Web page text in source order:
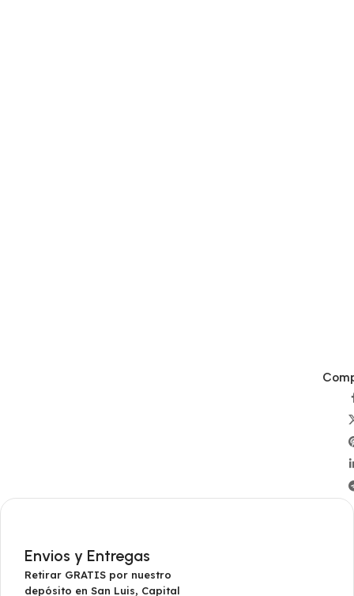
Envios y Entregas
Retirar GRATIS por nuestro
depósito en San Luis, Capital